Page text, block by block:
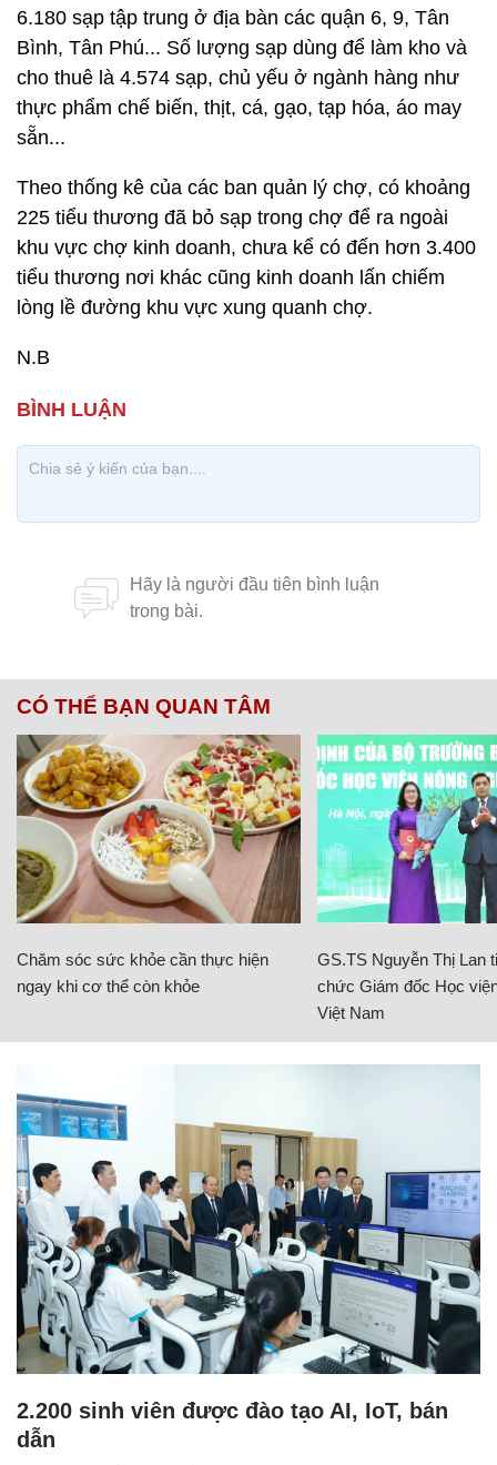
6.180 sạp tập trung ở địa bàn các quận 6, 9, Tân
Bình, Tân Phú... Số lượng sạp dùng để làm kho và
cho thuê là 4.574 sạp, chủ yếu ở ngành hàng như
thực phẩm chế biến, thịt, cá, gạo, tạp hóa, áo may
sẵn...
Theo thống kê của các ban quản lý chợ, có khoảng
225 tiểu thương đã bỏ sạp trong chợ để ra ngoài
khu vực chợ kinh doanh, chưa kể có đến hơn 3.400
tiểu thương nơi khác cũng kinh doanh lấn chiếm
lòng lề đường khu vực xung quanh chợ.
N.B
CÓ THỂ BẠN QUAN TÂM
Chăm sóc sức khỏe cần thực hiện
ngay khi cơ thể còn khỏe
GS.TS Nguyễn Thị Lan
chức Giám đốc Học
Việt Nam
2.200 sinh viên được đào tạo AI, IoT, bán
dẫn